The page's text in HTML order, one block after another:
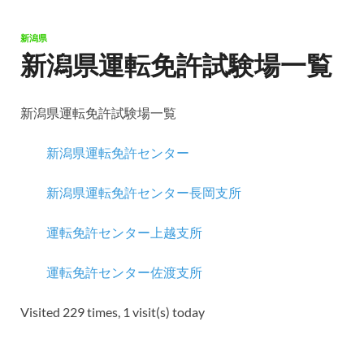
新潟県
新潟県運転免許試験場一覧
新潟県運転免許試験場一覧
新潟県運転免許センター
新潟県運転免許センター長岡支所
運転免許センター上越支所
運転免許センター佐渡支所
Visited 229 times, 1 visit(s) today